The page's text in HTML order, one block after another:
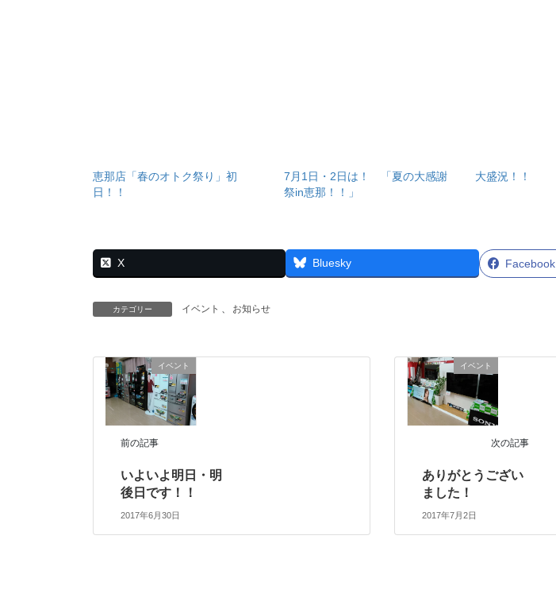
恵那店「春のオトク祭り」初
日！！
7月1日・2日は！ 「夏の大感謝
祭in恵那！！」
大盛況！！
Facebook
X Bluesky
カテゴリー イベント 、 お知らせ
イベント
前の記事
いよいよ明日・明
後日です！！
2017年6月30日
イベント
次の記事
ありがとうござい
ました！
2017年7月2日